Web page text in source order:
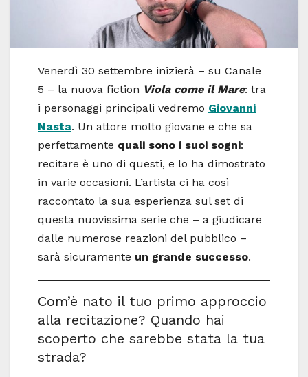
Venerdì 30 settembre inizierà – su Canale
5 – la nuova fiction Viola come il Mare: tra
i personaggi principali vedremo Giovanni
Nasta. Un attore molto giovane e che sa
perfettamente quali sono i suoi sogni:
recitare è uno di questi, e lo ha dimostrato
in varie occasioni. L’artista ci ha così
raccontato la sua esperienza sul set di
questa nuovissima serie che – a giudicare
dalle numerose reazioni del pubblico –
sarà sicuramente un grande successo.
Com’è nato il tuo primo approccio
alla recitazione? Quando hai
scoperto che sarebbe stata la tua
strada?